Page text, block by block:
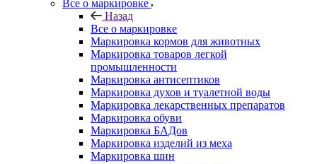
Все о маркировке
Назад
Все о маркировке
Маркировка кормов для животных
Маркировка товаров легкой
промышленности
Маркировка антисептиков
Маркировка духов и туалетной воды
Маркировка лекарственных препаратов
Маркировка обуви
Маркировка БАДов
Маркировка изделий из меха
Маркировка шин